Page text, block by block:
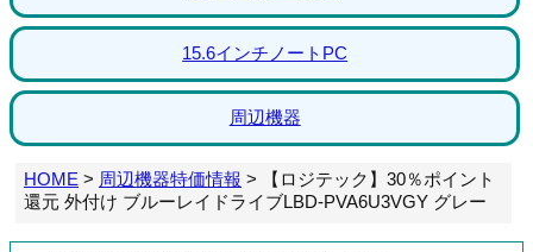
15.6インチノートPC
周辺機器
HOME > 周辺機器特価情報 >
【ロジテック】30％ポイント
還元 外付け ブルーレイドライブLBD-PVA6U3VGY グレー